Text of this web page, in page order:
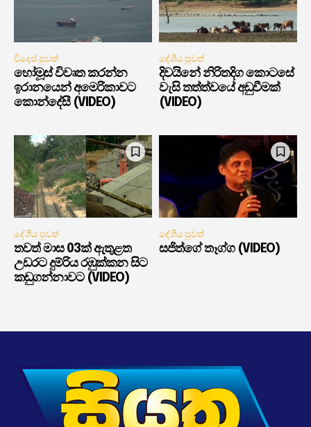
විදෙස් පුවත්
හෝමූස් විවෘත කරන්න
ඉරානයෙන් අමෙරිකාවට
කොන්දේසී (VIDEO)
දේශීය පුවත්
දිවයිනේ නිරිතදිග කොටසේ
වැසි තත්ත්වයේ අඩුවීමක්
(VIDEO)
දේශීය පුවත්
තවත් මාස 03ක් ඇතුළත
උඩරට දුම්රිය රඹුක්කන සිට
කඩුගන්නාවට (VIDEO)
දේශීය පුවත්
සජිත්ගේ තෑග්ග (VIDEO)